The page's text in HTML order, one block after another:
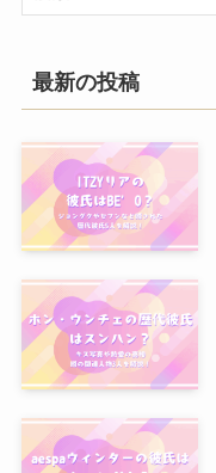
最新の投稿